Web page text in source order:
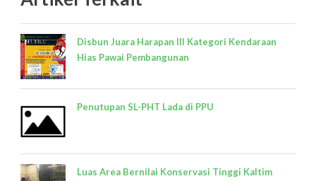
Disbun Juara Harapan III Kategori Kendaraan
Hias Pawai Pembangunan
Penutupan SL-PHT Lada di PPU
Luas Area Bernilai Konservasi Tinggi Kaltim